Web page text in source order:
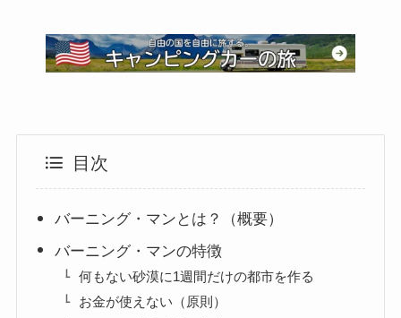
目次
バーニング・マンとは？（概要）
バーニング・マンの特徴
何もない砂漠に1週間だけの都市を作る
お金が使えない（原則）